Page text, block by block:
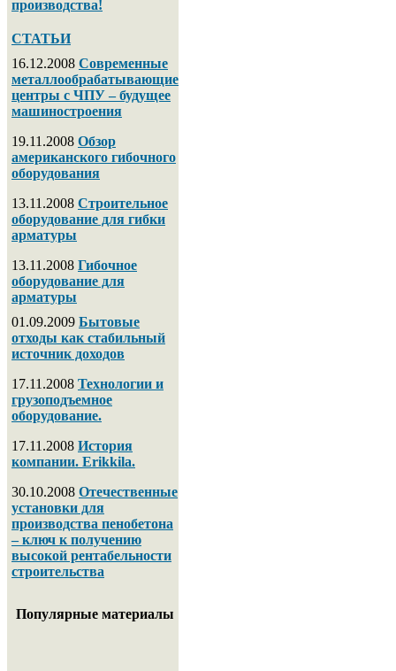
производства!
СТАТЬИ
16.12.2008 Современные
металлообрабатывающие
центры с ЧПУ – будущее
машиностроения
19.11.2008 Обзор
американского гибочного
оборудования
13.11.2008 Строительное
оборудование для гибки
арматуры
13.11.2008 Гибочное
оборудование для
арматуры
01.09.2009 Бытовые
отходы как стабильный
источник доходов
17.11.2008 Технологии и
грузоподъемное
оборудование.
17.11.2008 История
компании. Erikkila.
30.10.2008 Отечественные
установки для
производства пенобетона
– ключ к получению
высокой рентабельности
строительства
Популярные материалы